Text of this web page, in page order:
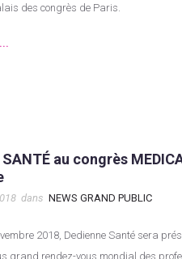
des congrès de Paris.
SANTÉ au congrès
dans NEWS GRAND PUBLIC
grand rendez-vous mondial des